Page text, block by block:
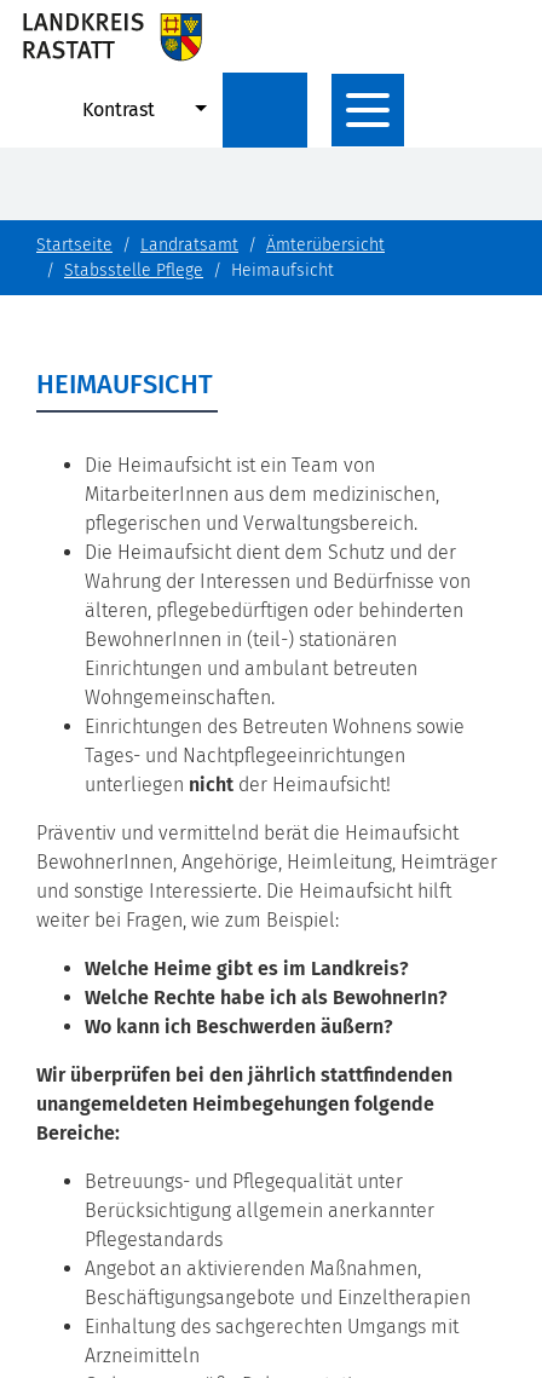
Kontrast
Startseite Landratsamt
Ämterübersicht
Stabsstelle Pflege
Heimaufsicht
HEIMAUFSICHT
Die Heimaufsicht ist ein Team von
MitarbeiterInnen aus dem medizinischen,
pflegerischen und Verwaltungsbereich.
Die Heimaufsicht dient dem Schutz und der
Wahrung der Interessen und Bedürfnisse von
älteren, pflegebedürftigen oder behinderten
BewohnerInnen in (teil-) stationären
Einrichtungen und ambulant betreuten
Wohngemeinschaften.
Einrichtungen des Betreuten Wohnens sowie
Tages- und Nachtpflegeeinrichtungen
unterliegen nicht der Heimaufsicht!
Präventiv und vermittelnd berät die Heimaufsicht
BewohnerInnen, Angehörige, Heimleitung, Heimträger
und sonstige Interessierte. Die Heimaufsicht hilft
weiter bei Fragen, wie zum Beispiel:
Welche Heime gibt es im Landkreis?
Welche Rechte habe ich als BewohnerIn?
Wo kann ich Beschwerden äußern?
Wir überprüfen bei den jährlich stattfindenden
unangemeldeten Heimbegehungen folgende
Bereiche:
Betreuungs- und Pflegequalität unter
Berücksichtigung allgemein anerkannter
Pflegestandards
Angebot an aktivierenden Maßnahmen,
Beschäftigungsangebote und Einzeltherapien
Einhaltung des sachgerechten Umgangs mit
Arzneimitteln